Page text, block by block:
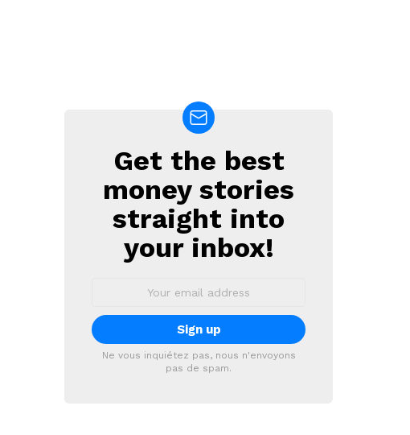
NEWSLETTER
Get the best
money stories
straight into
your inbox!
Ne vous inquiétez pas, nous n'envoyons
pas de spam.